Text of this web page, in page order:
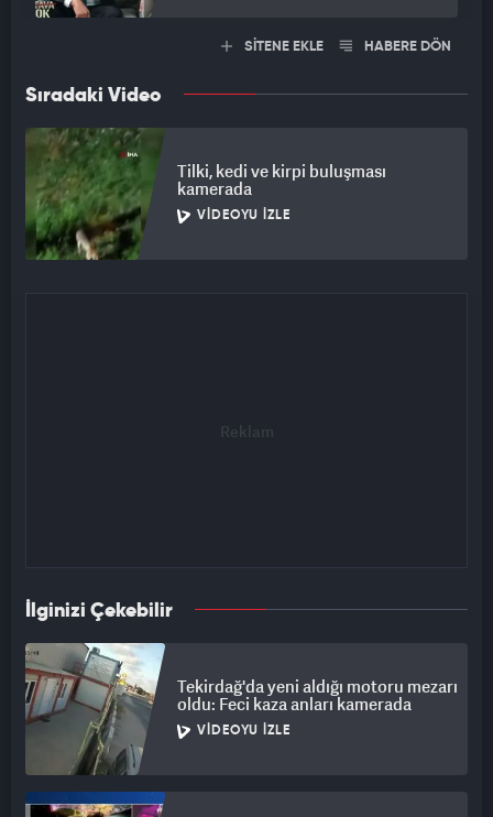
SİTENE EKLE HABERE DÖN
Sıradaki Video
Tilki, kedi ve kirpi buluşması
kamerada
VIDEOYU İZLE
İlginizi Çekebilir
Tekirdağ'da yeni aldığı motoru mezarı
oldu: Feci kaza anları kamerada
VIDEOYU İZLE